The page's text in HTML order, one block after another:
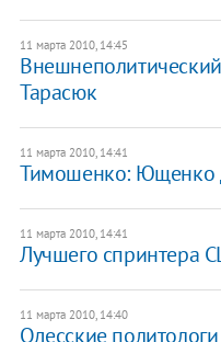
11 марта 2010, 14:45
Тарасюк
11 марта 2010, 14:41
Тимошенко: Ющенко
11 марта 2010, 14:41
Лучшего спринтера
11 марта 2010, 14:40
Одесские